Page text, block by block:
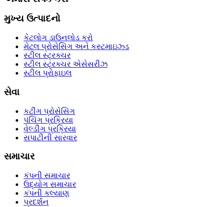
મુખ્ય ઉત્પાદનો
કેટલોગ ડાઉનલોડ કરો
મેટલ પ્રોસેસિંગ અને કસ્ટમાઇઝ્ડ
સ્ટીલ સ્ટ્રક્ચર
સ્ટીલ સ્ટ્રક્ચર એસેસરીઝ
સ્ટીલ પ્રોફાઇલ
સેવા
કટીંગ પ્રોસેસિંગ
પંચિંગ પ્રક્રિયા
વેલ્ડીંગ પ્રક્રિયા
સપાટીની સારવાર
સમાચાર
કંપની સમાચાર
ઉદ્યોગ સમાચાર
કંપની કલ્યાણ
પ્રદર્શન